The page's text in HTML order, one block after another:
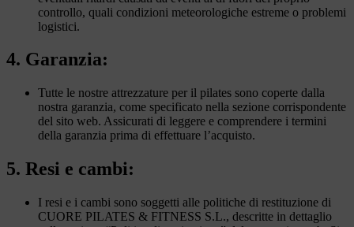
controllo, quali condizioni meteorologiche estreme o problemi
logistici.
4. Garanzia:
Tutte le nostre attrezzature per il pilates sono coperte dalla
nostra garanzia, come specificato nella sezione corrispondente
del sito web. Assicurati di leggere e comprendere i termini
della garanzia prima di effettuare l’acquisto.
5. Resi e cambi:
I resi e i cambi sono soggetti alle politiche di restituzione di
CUORE PILATES & FITNESS S.L., descritte in dettaglio